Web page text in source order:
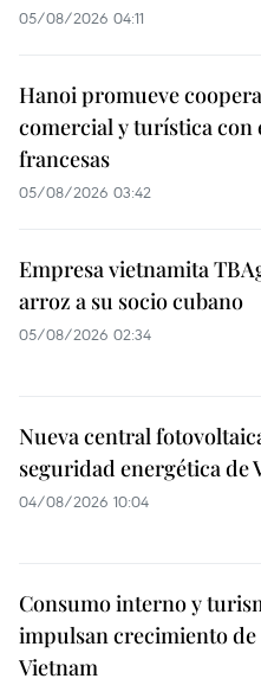
05/08/2026 04:11
Hanoi promueve
comercial y turística con
francesas
05/08/2026 03:42
Empresa vietnamita
arroz a su socio cubano
05/08/2026 02:34
Nueva central
seguridad energética de
04/08/2026 10:04
Consumo interno y
impulsan crecimiento de
Vietnam